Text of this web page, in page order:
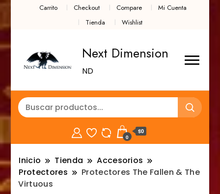
Carrito Checkout Compare
Mi Cuenta
Tienda
Wishlist
Next Dimension
ND
0
$0
Inicio Tienda
Accesorios
Protectores
Protectores The Fallen & The
Virtuous